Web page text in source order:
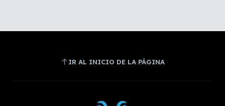
IR AL INICIO DE LA PÁGINA